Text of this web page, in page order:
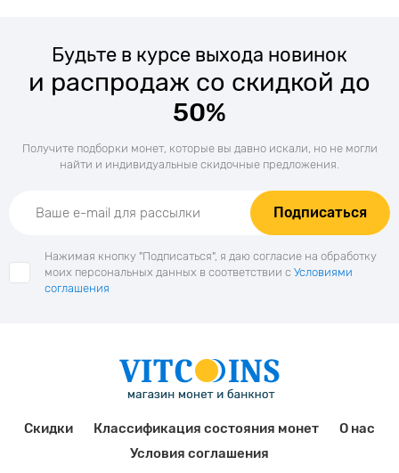
Будьте в курсе выхода новинок
и распродаж со скидкой до
50%
Получите подборки монет, которые вы давно искали, но не могли
найти и индивидуальные скидочные предложения.
Подписаться
Нажимая кнопку "Подписаться", я даю согласие на обработку
моих персональных данных в соответствии с Условиями
соглашения
Скидки Классификация состояния монет
О нас
Условия соглашения